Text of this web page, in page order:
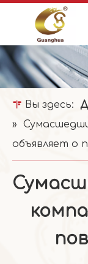
Вы здесь:
»
объявляет о